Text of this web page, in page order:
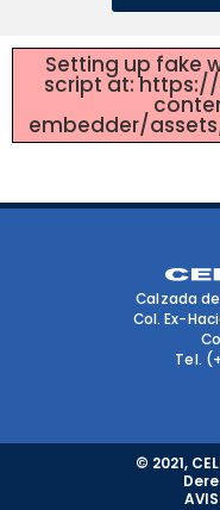
Setting up fake
script at:
embedder/
Calzada de
Col. Ex-
Tel.
© 2021,